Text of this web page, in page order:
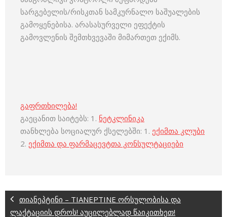
სარგებელის/რისკთან სამკურნალო საშუალების
გამოყენებისა. არასასურველი ეფექტის
გამოვლენის შემთხვევაში მიმართეთ ექიმს.
გაფრთხილება!
გაეცანით საიტებს: 1. ნეტკლინიკა
თანხლება სოციალურ ქსელებში: 1. ექიმთა კლუბი
2. ექიმთა და ფარმაცევტთა კონსულტაციები
თიანეპტინი – TIANEPTINE ორსულობისა და
ლაქტაციის დროს! აუცილებლად წაიკითხეთ!